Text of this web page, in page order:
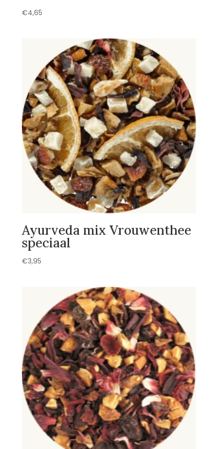
€4,65
Ayurveda mix Vrouwenthee
speciaal
€3,95